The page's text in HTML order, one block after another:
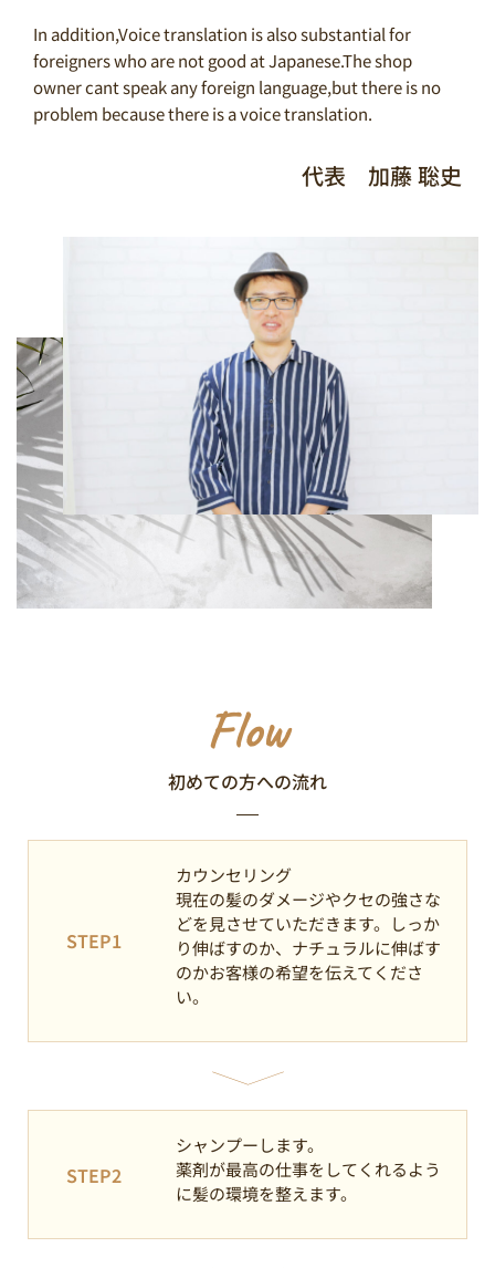
In addition,Voice translation is also substantial for
foreigners who are not good at Japanese.The shop
owner cant speak any foreign language,but there is no
problem because there is a voice translation.
代表 加藤 聡史
Flow
初めての方への流れ
STEP1
カウンセリング
現在の髪のダメージやクセの強さな
どを見させていただきます。しっか
り伸ばすのか、ナチュラルに伸ばす
のかお客様の希望を伝えてくださ
い。
STEP2
シャンプーします。
薬剤が最高の仕事をしてくれるよう
に髪の環境を整えます。